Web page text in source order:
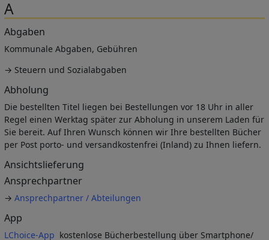
A
Abgaben
Kommunale Abgaben, Gebühren
→ Steuern und Sozialabgaben
Abholung
Die bestellten Titel liegen bei Bestellungen vor 18 Uhr in aller
Regel einen Werktag später zur Abholung in unserem Laden für
Sie bereit. Auf Ihren Wunsch können wir Ihre bestellten Bücher
per Post porto- und versandkostenfrei (Inland) zu Ihnen liefern.
Ansichtslieferung
Ansprechpartner
→ Ansprechpartner / Abteilungen
App
LChoice-App kostenlose Bücherbestellung über Smartphone/